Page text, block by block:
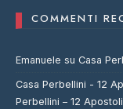
COMMENTI
Emanuele su Casa
Casa Perbellini - 12
Perbellini – 12 Apostoli